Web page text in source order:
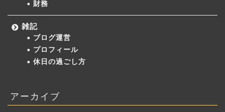
財務
雑記
ブログ運営
プロフィール
休日の過ごし方
アーカイブ